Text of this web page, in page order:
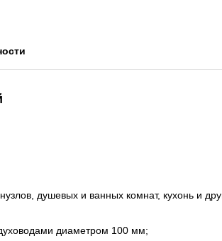
душевых и ванных комнат, кухонь и
диаметром 100 мм;